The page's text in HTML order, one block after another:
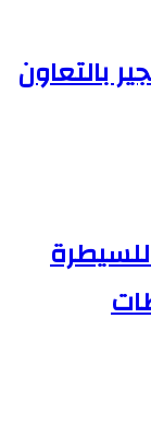
بالتعاون